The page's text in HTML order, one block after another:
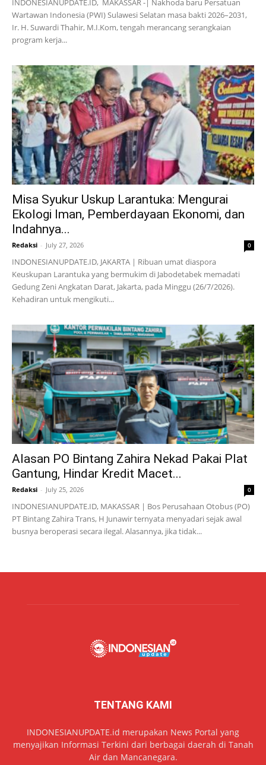
Wartawan Indonesia (PWI) Sulawesi Selatan masa bakti 2026–2031,
Ir. H. Suwardi Thahir, M.I.Kom, tengah merancang serangkaian
program kerja...
Misa Syukur Uskup Larantuka: Mengurai
Ekologi Iman, Pemberdayaan Ekonomi, dan
Indahnya...
Redaksi - July 27, 2026 0
INDONESIANUPDATE.ID, JAKARTA | Ribuan umat diaspora
Keuskupan Larantuka yang bermukim di Jabodetabek memadati
Gedung Zeni Angkatan Darat, Jakarta, pada Minggu (26/7/2026).
Kehadiran untuk mengikuti...
Alasan PO Bintang Zahira Nekad Pakai Plat
Gantung, Hindar Kredit Macet...
Redaksi - July 25, 2026 0
INDONESIANUPDATE.ID, MAKASSAR | Bos Perusahaan Otobus (PO)
PT Bintang Zahira Trans, H Junawir ternyata menyadari sejak awal
busnya beroperasi secara ilegal. Alasannya, jika tidak...
TENTANG KAMI
INDONESIANUPDATE.id merupakan News Portal yang
menyajikan Informasi Terkini dari berbagai daerah di Tanah
Air dan Mancanegara.